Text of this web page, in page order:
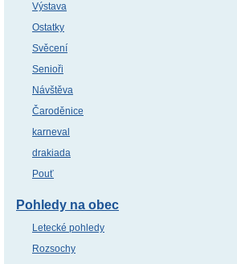
Výstava
Ostatky
Svěcení
Senioři
Návštěva
Čaroděnice
karneval
drakiada
Pouť
Pohledy na obec
Letecké pohledy
Rozsochy